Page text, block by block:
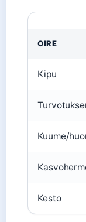
OIRE
Kipu
Kuume/
Kesto